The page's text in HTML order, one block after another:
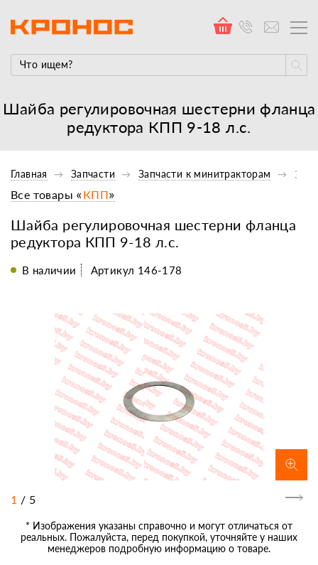
Шайба регулировочная шестерни фланца
редуктора КПП 9-18 л.с.
Главная Запчасти Запчасти к минитракторам
Шайба регулировочная шестерни фланца
редуктора КПП 9-18 л.с.
Все товары «КПП»
В наличии Артикул 146-178
1 / 5
* Изображения указаны справочно и могут отличаться от
реальных. Пожалуйста, перед покупкой, уточняйте у наших
менеджеров подробную информацию о товаре.